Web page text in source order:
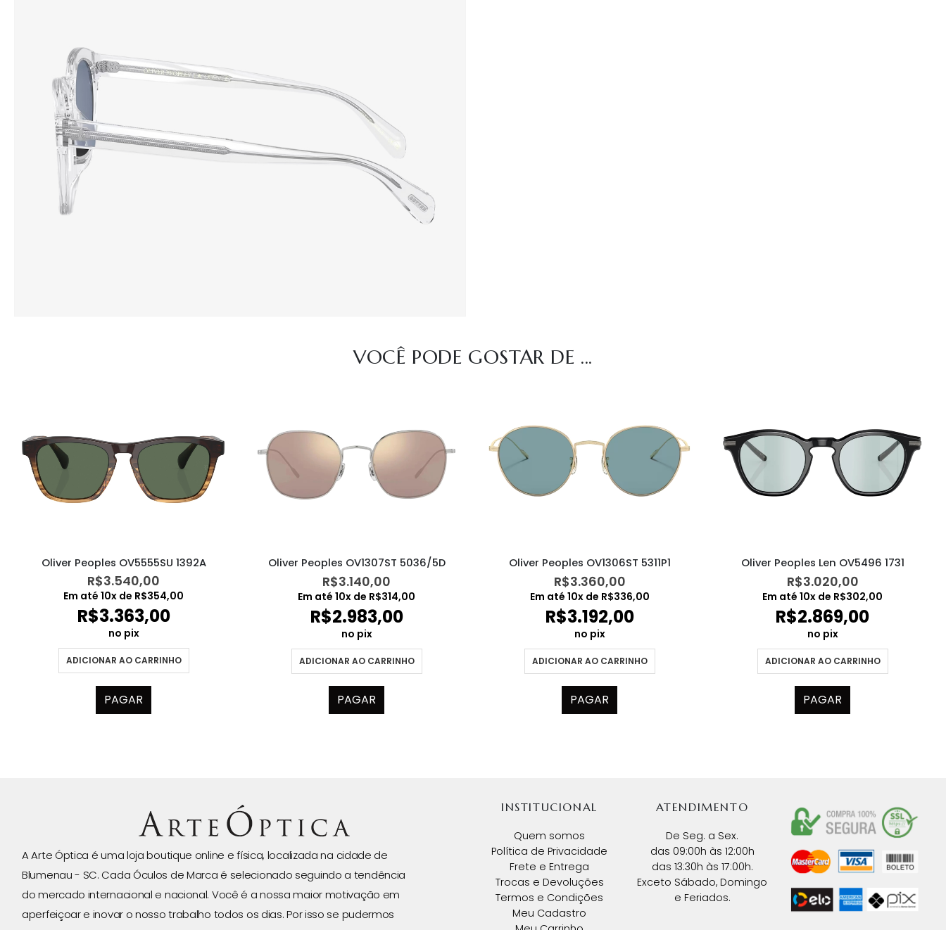
VOCÊ PODE GOSTAR DE ...
Oliver Peoples OV5555SU 1392A
R$3.540,00
Em até 10x de R$354,00
R$3.363,00
no pix
ADICIONAR AO CARRINHO
PAGAR
Oliver Peoples OV1307ST 5036/5D
R$3.140,00
Em até 10x de R$314,00
R$2.983,00
no pix
ADICIONAR AO CARRINHO
PAGAR
Oliver Peoples OV1306ST 5311P1
R$3.360,00
Em até 10x de R$336,00
R$3.192,00
no pix
ADICIONAR AO CARRINHO
PAGAR
Oliver Peoples Len OV5496 1731
R$3.020,00
Em até 10x de R$302,00
R$2.869,00
no pix
ADICIONAR AO CARRINHO
PAGAR
A Arte Óptica é uma loja boutique online e física, localizada na cidade de
Blumenau - SC. Cada Óculos de Marca é selecionado seguindo a tendência
do mercado internacional e nacional. Você é a nossa maior motivação em
aperfeiçoar e inovar o nosso trabalho todos os dias. Por isso se pudermos
INSTITUCIONAL
Quem somos
Política de Privacidade
Frete e Entrega
Trocas e Devoluções
Termos e Condições
Meu Cadastro
ATENDIMENTO
De Seg. a Sex.
das 09:00h às 12:00h
das 13:30h às 17:00h.
Exceto Sábado, Domingo
e Feriados.